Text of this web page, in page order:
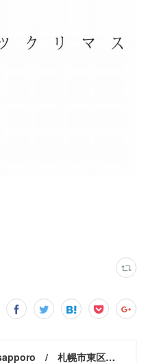
MoonLeaf sapporo / 札幌市東区の100種類以上の香りが楽しめるアロマスクール＆トリートメントサロン